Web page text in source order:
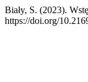
Biały, S. (2023).
https://doi.org/